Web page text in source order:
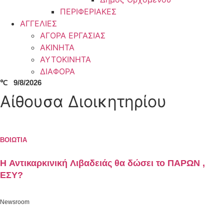
ΠΕΡΙΦΕΡΙΑΚΕΣ
ΑΓΓΕΛΙΕΣ
ΑΓΟΡΑ ΕΡΓΑΣΙΑΣ
ΑΚΙΝΗΤΑ
ΑΥΤΟΚΙΝΗΤΑ
ΔΙΑΦΟΡΑ
℃ 9/8/2026
Αίθουσα Διοικητηρίου
ΒΟΙΩΤΙΑ
Η Αντικαρκινική Λιβαδειάς θα δώσει το ΠΑΡΩΝ ,
ΕΣΥ?
Newsroom